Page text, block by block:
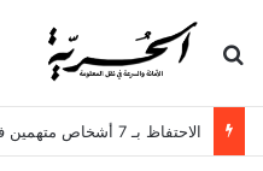
بحث عن
الاحتفاظ بـ 7 أشخاص متهمين في بث اشاعة حرق سجن المسعدين